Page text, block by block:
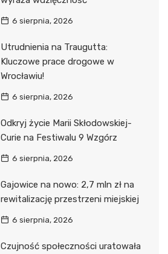
6 sierpnia, 2026
Utrudnienia na Traugutta:
Kluczowe prace drogowe w
Wrocławiu!
6 sierpnia, 2026
Odkryj życie Marii Skłodowskiej-
Curie na Festiwalu 9 Wzgórz
6 sierpnia, 2026
Gajowice na nowo: 2,7 mln zł na
rewitalizację przestrzeni miejskiej
6 sierpnia, 2026
Czujność społeczności uratowała